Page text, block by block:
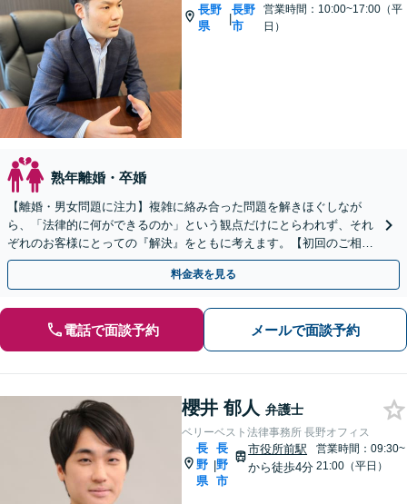
長野
県
|
長野
市
営業時間：10:00~17:00（平
日）
熟年離婚・卒婚
【離婚・男女問題に注力】複雑に絡み合った問題を解きほぐしなが
ら、「法律的に何ができるのか」という観点だけにとらわれず、それ
ぞれのお客様にとっての『解決』をともに考えます。【初回のご相談
30分無料】【オンライン相談可能】
料金表を見る
電話で面談予約 メールで面談予約
櫻井 郁人 弁護士
ベリーベスト法律事務所 長野オフィス
長
野
県
|
長
野
市
市役所前駅
から徒歩4分
営業時間：09:30~
21:00（平日）